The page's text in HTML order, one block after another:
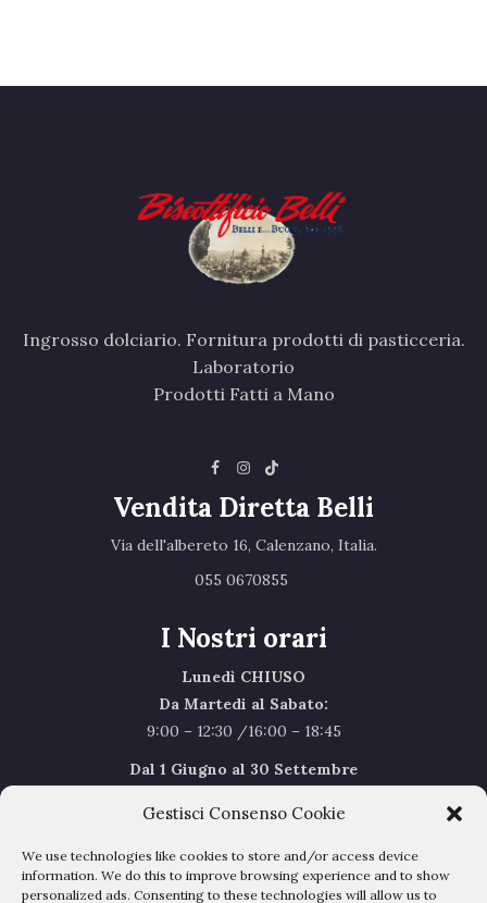
Gestisci Consenso Cookie
We use technologies like cookies to store and/or access device
information. We do this to improve browsing experience and to show
personalized ads. Consenting to these technologies will allow us to
Ingrosso dolciario. Fornitura prodotti di pasticceria.
Laboratorio
Prodotti Fatti a Mano
Vendita Diretta Belli
Via dell'albereto 16, Calenzano, Italia.‎
055 0670855 ‎
I Nostri orari
Lunedì CHIUSO
Da Martedi al Sabato:
9:00 – 12:30 /16:00 – 18:45
Dal 1 Giugno al 30 Settembre
Sabato Agosto Chiusi
I chiusi per Ferie dal 1 al 24Agosto